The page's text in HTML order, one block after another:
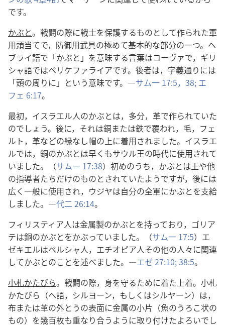
です。
かぶと。戦闘の際に戦士を保護するものとして作られた軍
用頭当てで，防御用武具の極めて基本的な部分の一つ。ヘ
ブライ語で「かぶと」を意味する言葉はコーヴァで，ギリ
シャ語ではペリケファライアです。後者は，字義通りには
「頭の周りに」という意味です。―サム一 17:5， 38; エ
フェ 6:17。
最初，イスラエル人のかぶとは，多分，革で作られていた
のでしょう。後に，それは銅または鉄で覆われ，毛，フェ
ルト，革などの縁なし帽の上に着用されました。イスラエ
ルでは，銅のかぶとは早くもサウル王の時代に使用されて
いました。（サム一 17:38）初めのうち，かぶとは王や他
の指導者たちだけのものとされていたようですが，後には
広く一般に使用され，ウジヤは自分の全軍にかぶとを支給
しました。―代二 26:14。
フィリスティア人は金属製のかぶとを持っており，ゴリア
テは銅のかぶとをかぶっていました。（サム一 17:5）エ
ゼキエルはペルシャ人，エチオピア人その他の人々に関連
してかぶとのことを述べました。―エゼ 27:10;38:5。
小札かたびら。戦闘の際，身を守るために着た上着。小札
かたびら（ヘ語，シルヨーン，もしくはシルヤーン）は，
布または革の外とうの表面に金属の小片（魚のうろこ状の
もの）を幾百枚も重なり合うように取り付けたよろいでし